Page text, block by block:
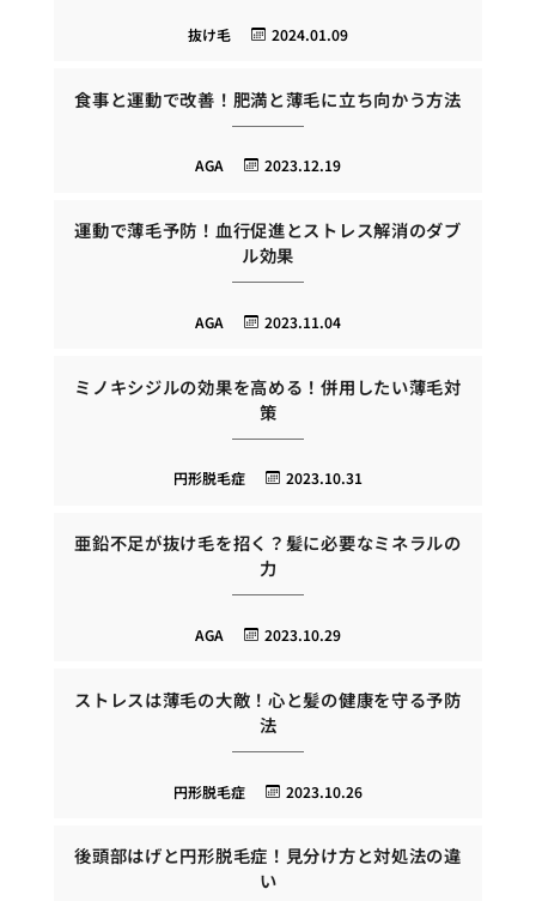
2024.01.09
抜け毛
食事と運動で改善！肥満と薄毛に立ち向かう方法
2023.12.19
AGA
運動で薄毛予防！血行促進とストレス解消のダブ
ル効果
2023.11.04
AGA
ミノキシジルの効果を高める！併用したい薄毛対
策
2023.10.31
円形脱毛症
亜鉛不足が抜け毛を招く？髪に必要なミネラルの
力
2023.10.29
AGA
ストレスは薄毛の大敵！心と髪の健康を守る予防
法
2023.10.26
円形脱毛症
後頭部はげと円形脱毛症！見分け方と対処法の違
い